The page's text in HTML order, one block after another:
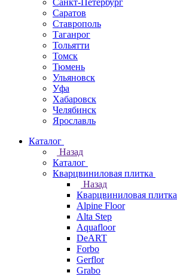
Санкт-Петербург
Саратов
Ставрополь
Таганрог
Тольятти
Томск
Тюмень
Ульяновск
Уфа
Хабаровск
Челябинск
Ярославль
Каталог
Назад
Каталог
Кварцвиниловая плитка
Назад
Кварцвиниловая плитка
Alpine Floor
Alta Step
Aquafloor
DeART
Forbo
Gerflor
Grabo